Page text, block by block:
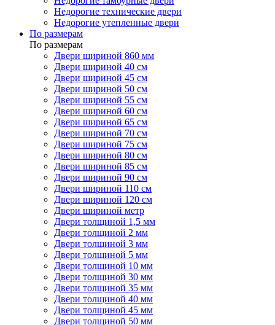
Недорогие технические двери
Недорогие утепленные двери
По размерам
По размерам
Двери шириной 860 мм
Двери шириной 40 см
Двери шириной 45 см
Двери шириной 50 см
Двери шириной 55 см
Двери шириной 60 см
Двери шириной 65 см
Двери шириной 70 см
Двери шириной 75 см
Двери шириной 80 см
Двери шириной 85 см
Двери шириной 90 см
Двери шириной 110 см
Двери шириной 120 см
Двери шириной метр
Двери толщиной 1,5 мм
Двери толщиной 2 мм
Двери толщиной 3 мм
Двери толщиной 5 мм
Двери толщиной 10 мм
Двери толщиной 30 мм
Двери толщиной 35 мм
Двери толщиной 40 мм
Двери толщиной 45 мм
Двери толщиной 50 мм